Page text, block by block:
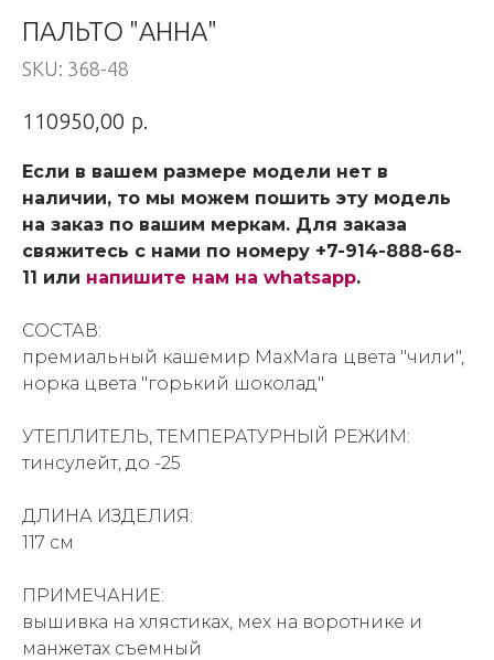
ПАЛЬТО "АННА"
SKU: 368-48
110950,00 р.
Если в вашем размере модели нет в
наличии, то мы можем пошить эту модель
на заказ по вашим меркам. Для заказа
свяжитесь с нами по номеру +7-914-888-68-
11 или напишите нам на whatsapp.
СОСТАВ:
премиальный кашемир MaxMara цвета "чили",
норка цвета "горький шоколад"
УТЕПЛИТЕЛЬ, ТЕМПЕРАТУРНЫЙ РЕЖИМ:
тинсулейт, до -25
ДЛИНА ИЗДЕЛИЯ:
117 см
ПРИМЕЧАНИЕ:
вышивка на хлястиках, мех на воротнике и
манжетах съемный